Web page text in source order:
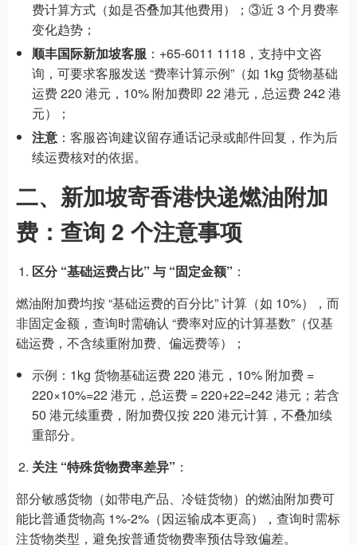
费计算方式（如是否叠加其他费用）；③近 3 个月费率
变化趋势；
顺丰国际新加坡客服 ：+65-6011 1118，支持中文咨
询，可要求客服发送 “费率计算示例”（如 1kg 货物基础
运费 220 港元，10% 附加费即 22 港元，总运费 242 港
元）；
注意 ：客服咨询建议留存通话记录或邮件回复，作为后
续运费核对的依据。
二、新加坡寄香港快递燃油附加
费：查询 2 个注意事项
区分 “基础运费占比” 与 “固定金额” ：
燃油附加费均按 “基础运费的百分比” 计算（如 10%），而
非固定金额，查询时需确认 “费率对应的计算基数”（仅基
础运费，不含续重附加费、偏远费等）；
示例：1kg 货物基础运费 220 港元，10% 附加费 =
220×10%=22 港元，总运费 = 220+22=242 港元；若含
50 港元续重费，附加费仅按 220 港元计算，不叠加续
重部分。
关注 “特殊货物费率差异” ：
部分敏感货物（如带电产品、冷链货物）的燃油附加费可
能比普通货物高 1%-2%（因运输成本更高），查询时需标
注货物类型，避免按普通货物费率预估导致偏差。